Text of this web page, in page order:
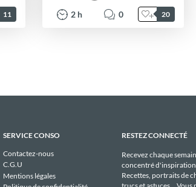
11 2 h 0 20
SERVICE CONSO
Contactez-nous
C.G.U
Mentions légales
RESTEZ CONNECTÉ
Recevez chaque
concentré
Recettes, portraits de